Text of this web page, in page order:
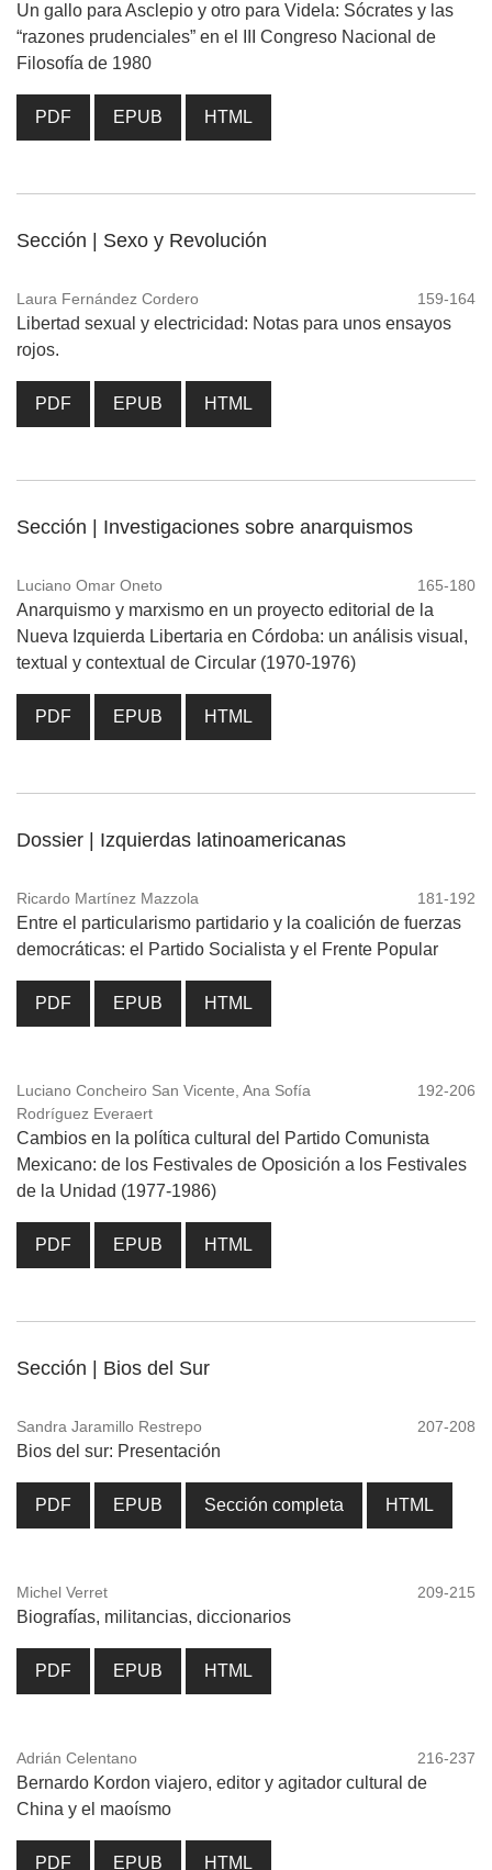
Un gallo para Asclepio y otro para Videla: Sócrates y las
“razones prudenciales” en el III Congreso Nacional de
Filosofía de 1980
PDF EPUB HTML
Sección | Sexo y Revolución
Laura Fernández Cordero 159-164
Libertad sexual y electricidad: Notas para unos ensayos
rojos.
PDF EPUB HTML
Sección | Investigaciones sobre anarquismos
Luciano Omar Oneto 165-180
Anarquismo y marxismo en un proyecto editorial de la
Nueva Izquierda Libertaria en Córdoba: un análisis visual,
textual y contextual de Circular (1970-1976)
PDF EPUB HTML
Dossier | Izquierdas latinoamericanas
Ricardo Martínez Mazzola 181-192
Entre el particularismo partidario y la coalición de fuerzas
democráticas: el Partido Socialista y el Frente Popular
PDF EPUB HTML
Luciano Concheiro San Vicente, Ana Sofía
Rodríguez Everaert
192-206
Cambios en la política cultural del Partido Comunista
Mexicano: de los Festivales de Oposición a los Festivales
de la Unidad (1977-1986)
PDF EPUB HTML
Sección | Bios del Sur
Sandra Jaramillo Restrepo 207-208
Bios del sur: Presentación
PDF EPUB Sección completa HTML
Michel Verret 209-215
Biografías, militancias, diccionarios
PDF EPUB HTML
Adrián Celentano 216-237
Bernardo Kordon viajero, editor y agitador cultural de
China y el maoísmo
PDF EPUB HTML